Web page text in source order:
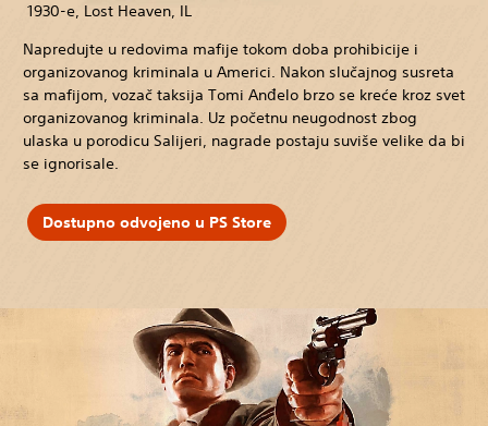
1930-e, Lost Heaven, IL
Napredujte u redovima mafije tokom doba prohibicije i
organizovanog kriminala u Americi. Nakon slučajnog susreta
sa mafijom, vozač taksija Tomi Anđelo brzo se kreće kroz svet
organizovanog kriminala. Uz početnu neugodnost zbog
ulaska u porodicu Salijeri, nagrade postaju suviše velike da bi
se ignorisale.
Dostupno odvojeno u PS Store